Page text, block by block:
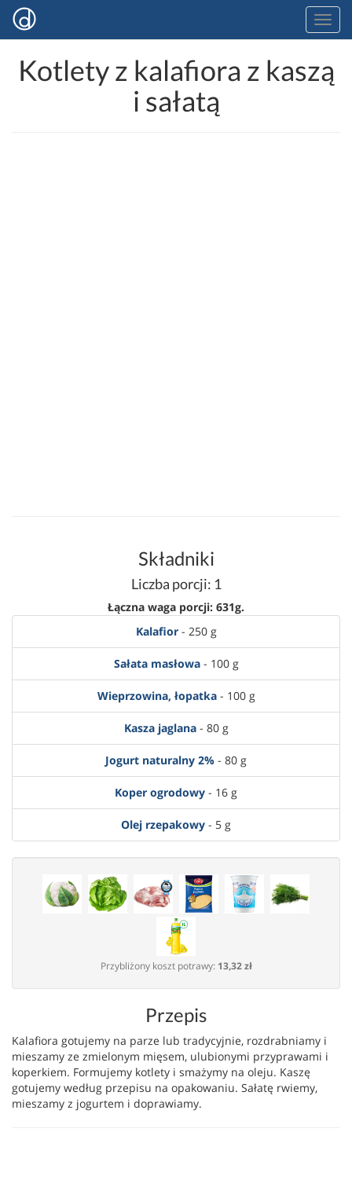
Kotlety z kalafiora z kaszą
i sałatą
Składniki
Liczba porcji: 1
Łączna waga porcji: 631g.
Kalafior- 250 g
Sałata masłowa- 100 g
Wieprzowina, łopatka- 100 g
Kasza jaglana- 80 g
Jogurt naturalny 2% - 80 g
Koper ogrodowy - 16 g
Olej rzepakowy - 5 g
Przybliżony koszt potrawy: 13,32 zł
Przepis
Kalafiora gotujemy na parze lub tradycyjnie, rozdrabniamy i
mieszamy ze zmielonym mięsem, ulubionymi przyprawami i
koperkiem. Formujemy kotlety i smażymy na oleju. Kaszę
gotujemy według przepisu na opakowaniu. Sałatę rwiemy,
mieszamy z jogurtem i doprawiamy.